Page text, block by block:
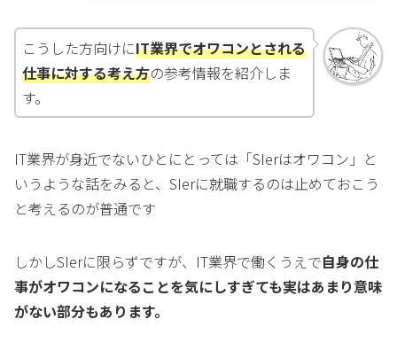
こうした方向けにIT業界でオワコンとされる
仕事に対する考え方の参考情報を紹介しま
す。
IT業界が身近でないひとにとっては「SIerはオワコン」と
いうような話をみると、SIerに就職するのは止めておこう
と考えるのが普通です
しかしSIerに限らずですが、IT業界で働くうえで自身の仕
事がオワコンになることを気にしすぎても実はあまり意味
がない部分もあります。